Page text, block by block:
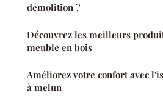
démolition ?
Découvrez les meilleurs
meuble en bois
Améliorez votre confort avec
à melun